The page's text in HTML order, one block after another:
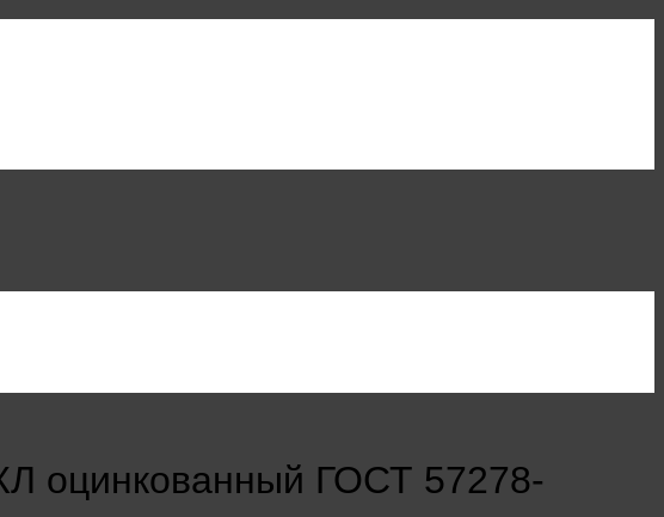
оцинкованный ГОСТ 57278-